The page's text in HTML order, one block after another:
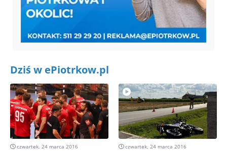
Dziś w ePiotrkow.pl
czwartek, 24 marca 2016 czwartek, 24 marca 2016